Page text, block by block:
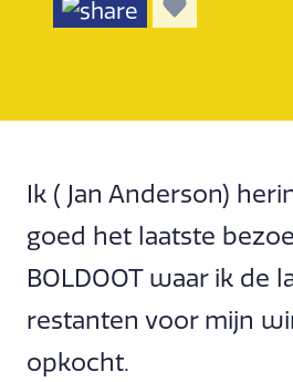
Ik ( Jan Anderson)
goed het laatste
BOLDOOT waar ik de
restanten voor mijn
opkocht.